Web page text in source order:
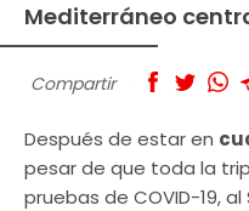
Mediterráneo
Compartir
Después de estar en
pesar de que toda la
pruebas de COVID-19,